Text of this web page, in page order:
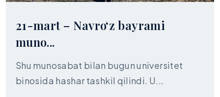
21-mart – Navroʻz bayrami
muno...
Shu munosabat bilan bugun universitet
binosida hashar tashkil qilindi. U...